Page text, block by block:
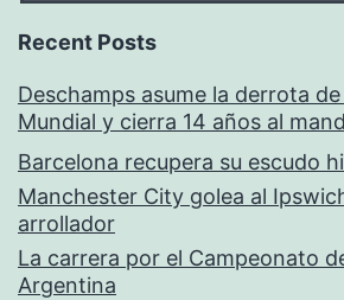
Recent Posts
Deschamps asume la derrota
Mundial y cierra 14 años al
Barcelona recupera su escudo
Manchester City golea al
arrollador
La carrera por el Campeonato
Argentina